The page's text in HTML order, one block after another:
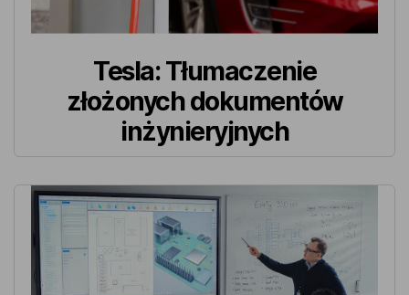
Tesla: Tłumaczenie
złożonych dokumentów
inżynieryjnych